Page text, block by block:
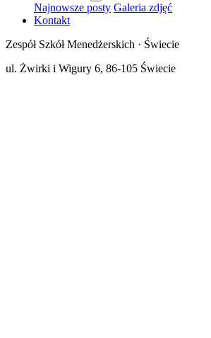
Najnowsze posty Galeria zdjęć
Kontakt
Zespół Szkół Menedżerskich · Świecie
ul. Żwirki i Wigury 6, 86-105 Świecie